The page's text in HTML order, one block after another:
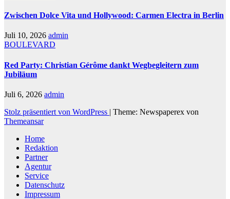
Zwischen Dolce Vita und Hollywood: Carmen Electra in Berlin
Juli 10, 2026 admin
BOULEVARD
Red Party: Christian Gérôme dankt Wegbegleitern zum
Jubiläum
Juli 6, 2026 admin
Stolz präsentiert von WordPress | Theme: Newspaperex von
Themeansar
Home
Redaktion
Partner
Agentur
Service
Datenschutz
Impressum